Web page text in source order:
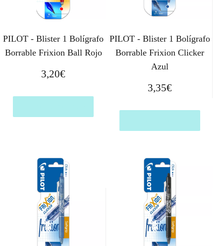
PILOT - Blister 1 Bolígrafo
Borrable Frixion Ball Rojo
3,20€
PILOT - Blister 1 Bolígrafo
Borrable Frixion Clicker
Azul
3,35€